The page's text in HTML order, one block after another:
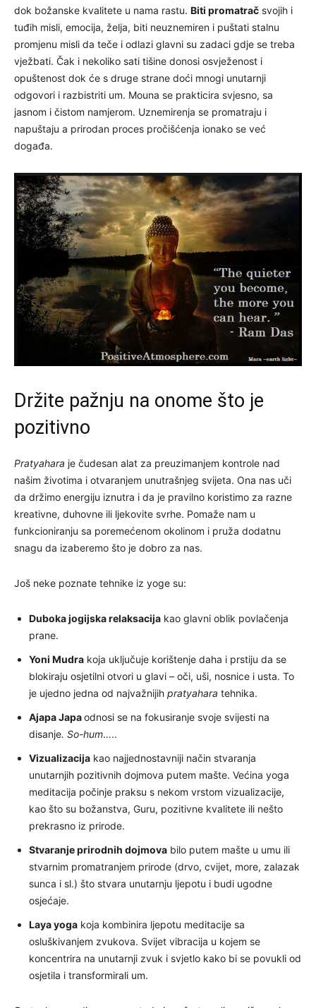
dok božanske kvalitete u nama rastu. Biti promatrač svojih i
tuđih misli, emocija, želja, biti neuznemiren i puštati stalnu
promjenu misli da teče i odlazi glavni su zadaci gdje se treba
vježbati. Čak i nekoliko sati tišine donosi osvježenost i
opuštenost dok će s druge strane doći mnogi unutarnji
odgovori i razbistriti um. Mouna se prakticira svjesno, sa
jasnom i čistom namjerom. Uznemirenja se promatraju i
napuštaju a prirodan proces pročišćenja ionako se već
događa.
Držite pažnju na onome što je
pozitivno
Pratyahara je čudesan alat za preuzimanjem kontrole nad
našim životima i otvaranjem unutrašnjeg svijeta. Ona nas uči
da držimo energiju iznutra i da je pravilno koristimo za razne
kreativne, duhovne ili ljekovite svrhe. Pomaže nam u
funkcioniranju sa poremećenom okolinom i pruža dodatnu
snagu da izaberemo što je dobro za nas.
Još neke poznate tehnike iz yoge su:
Duboka jogijska relaksacija kao glavni oblik povlačenja
prane.
Yoni Mudra koja uključuje korištenje daha i prstiju da se
blokiraju osjetilni otvori u glavi – oči, uši, nosnice i usta. To
je ujedno jedna od najvažnijih pratyahara tehnika.
Ajapa Japaodnosi se na fokusiranje svoje svijesti na
disanje. So-hum…..
Vizualizacija kao najjednostavniji način stvaranja
unutarnjih pozitivnih dojmova putem mašte. Većina yoga
meditacija počinje praksu s nekom vrstom vizualizacije,
kao što su božanstva, Guru, pozitivne kvalitete ili nešto
prekrasno iz prirode.
Stvaranje prirodnih dojmova bilo putem mašte u umu ili
stvarnim promatranjem prirode (drvo, cvijet, more, zalazak
sunca i sl.) što stvara unutarnju ljepotu i budi ugodne
osjećaje.
Laya yoga koja kombinira ljepotu meditacije sa
osluškivanjem zvukova. Svijet vibracija u kojem se
koncentrira na unutarnji zvuk i svjetlo kako bi se povukli od
osjetila i transformirali um.